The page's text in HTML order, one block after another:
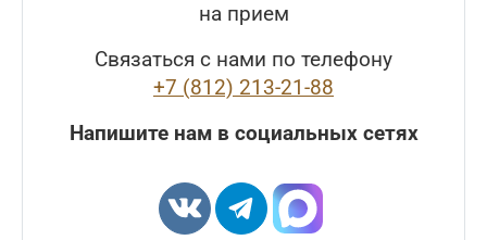
на прием
Связаться с нами по телефону
+7 (812) 213-21-88
Напишите нам в социальных сетях